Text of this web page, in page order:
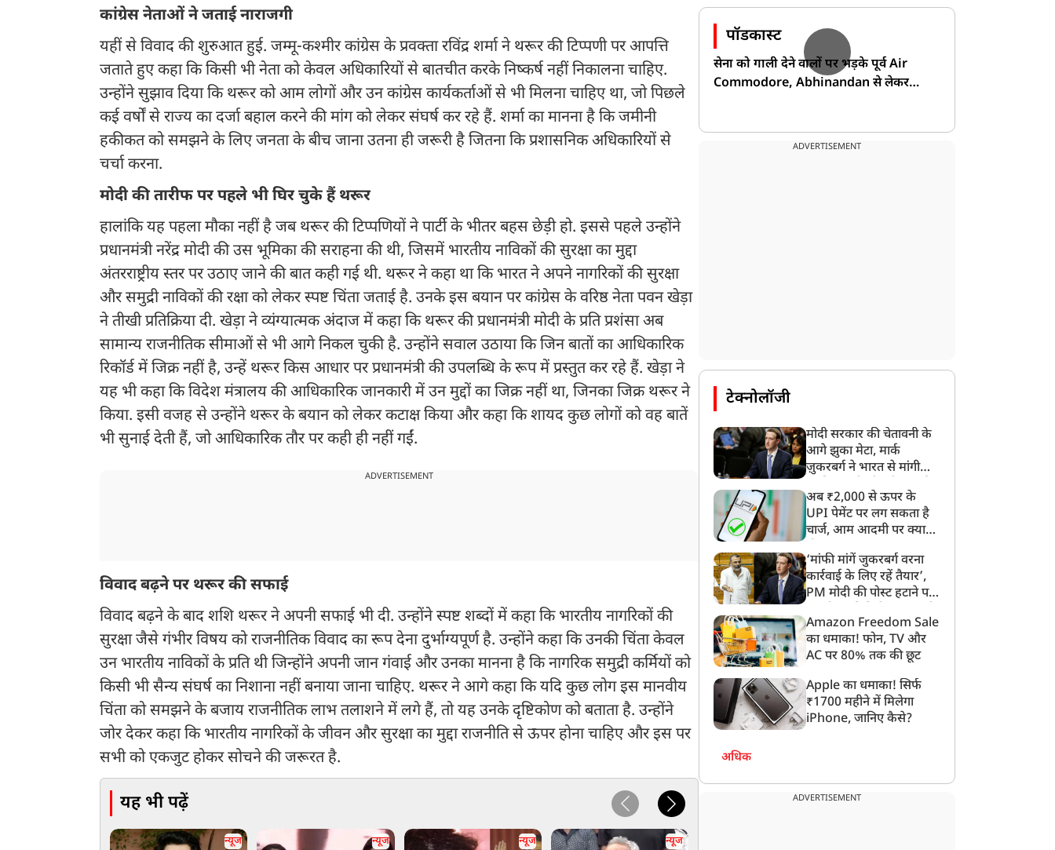
कांग्रेस नेताओं ने जताई नाराजगी
यहीं से विवाद की शुरुआत हुई. जम्मू-कश्मीर कांग्रेस के प्रवक्ता रविंद्र शर्मा ने थरूर की टिप्पणी पर आपत्ति
जताते हुए कहा कि किसी भी नेता को केवल अधिकारियों से बातचीत करके निष्कर्ष नहीं निकालना चाहिए.
उन्होंने सुझाव दिया कि थरूर को आम लोगों और उन कांग्रेस कार्यकर्ताओं से भी मिलना चाहिए था, जो पिछले
कई वर्षों से राज्य का दर्जा बहाल करने की मांग को लेकर संघर्ष कर रहे हैं. शर्मा का मानना है कि जमीनी
हकीकत को समझने के लिए जनता के बीच जाना उतना ही जरूरी है जितना कि प्रशासनिक अधिकारियों से
चर्चा करना.
मोदी की तारीफ पर पहले भी घिर चुके हैं थरूर
हालांकि यह पहला मौका नहीं है जब थरूर की टिप्पणियों ने पार्टी के भीतर बहस छेड़ी हो. इससे पहले उन्होंने
प्रधानमंत्री नरेंद्र मोदी की उस भूमिका की सराहना की थी, जिसमें भारतीय नाविकों की सुरक्षा का मुद्दा
अंतरराष्ट्रीय स्तर पर उठाए जाने की बात कही गई थी. थरूर ने कहा था कि भारत ने अपने नागरिकों की सुरक्षा
और समुद्री नाविकों की रक्षा को लेकर स्पष्ट चिंता जताई है. उनके इस बयान पर कांग्रेस के वरिष्ठ नेता पवन खेड़ा
ने तीखी प्रतिक्रिया दी. खेड़ा ने व्यंग्यात्मक अंदाज में कहा कि थरूर की प्रधानमंत्री मोदी के प्रति प्रशंसा अब
सामान्य राजनीतिक सीमाओं से भी आगे निकल चुकी है. उन्होंने सवाल उठाया कि जिन बातों का आधिकारिक
रिकॉर्ड में जिक्र नहीं है, उन्हें थरूर किस आधार पर प्रधानमंत्री की उपलब्धि के रूप में प्रस्तुत कर रहे हैं. खेड़ा ने
यह भी कहा कि विदेश मंत्रालय की आधिकारिक जानकारी में उन मुद्दों का जिक्र नहीं था, जिनका जिक्र थरूर ने
किया. इसी वजह से उन्होंने थरूर के बयान को लेकर कटाक्ष किया और कहा कि शायद कुछ लोगों को वह बातें
भी सुनाई देती हैं, जो आधिकारिक तौर पर कही ही नहीं गईं.
ADVERTISEMENT
विवाद बढ़ने पर थरूर की सफाई
विवाद बढ़ने के बाद शशि थरूर ने अपनी सफाई भी दी. उन्होंने स्पष्ट शब्दों में कहा कि भारतीय नागरिकों की
सुरक्षा जैसे गंभीर विषय को राजनीतिक विवाद का रूप देना दुर्भाग्यपूर्ण है. उन्होंने कहा कि उनकी चिंता केवल
उन भारतीय नाविकों के प्रति थी जिन्होंने अपनी जान गंवाई और उनका मानना है कि नागरिक समुद्री कर्मियों को
किसी भी सैन्य संघर्ष का निशाना नहीं बनाया जाना चाहिए. थरूर ने आगे कहा कि यदि कुछ लोग इस मानवीय
चिंता को समझने के बजाय राजनीतिक लाभ तलाशने में लगे हैं, तो यह उनके दृष्टिकोण को बताता है. उन्होंने
जोर देकर कहा कि भारतीय नागरिकों के जीवन और सुरक्षा का मुद्दा राजनीति से ऊपर होना चाहिए और इस पर
सभी को एकजुट होकर सोचने की जरूरत है.
यह भी पढ़ें
न्यूज न्यूज न्यूज न्यूज
पॉडकास्ट
सेना को गाली देने वालों पर भड़के पूर्व Air
Commodore, Abhinandan से लेकर
ADVERTISEMENT
टेक्नोलॉजी
मोदी सरकार की चेतावनी के
आगे झुका मेटा, मार्क
ज़ुकरबर्ग ने भारत से मांगी
अब ₹2,000 से ऊपर के
UPI पेमेंट पर लग सकता है
चार्ज, आम आदमी पर क्या
‘मांफी मांगें जुकरबर्ग वरना
कार्रवाई के लिए रहें तैयार’,
PM मोदी की पोस्ट हटाने पर
लगाई फटकार
Amazon Freedom Sale
का धमाका! फोन, TV और
AC पर 80% तक की छूट
Apple का धमाका! सिर्फ
₹1700 महीने में मिलेगा
iPhone, जानिए कैसे?
अधिक
ADVERTISEMENT